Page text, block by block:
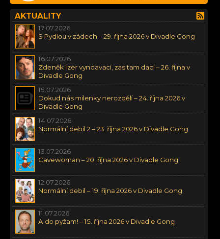
AKTUALITY
17.07.2026
S Pydlou v zádech – 29. října 2026 v Divadle Gong
16.07.2026
Zdeněk Izer vyndavací, zas tam dací – 26. října v
Divadle Gong
15.07.2026
Dokud nás milenky nerozdělí – 24. října 2026 v
Divadle Gong
14.07.2026
Normální debil 2 – 23. října 2026 v Divadle Gong
13.07.2026
Cavewoman – 20. října 2026 v Divadle Gong
12.07.2026
Normální debil – 19. října 2026 v Divadle Gong
11.07.2026
A do pyžam! – 15. října 2026 v Divadle Gong